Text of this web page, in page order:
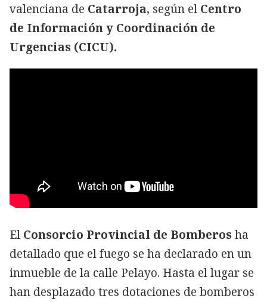
valenciana de Catarroja, según el Centro
de Información y Coordinación de
Urgencias (CICU).
El Consorcio Provincial de Bomberosha
detallado que el fuego se ha declarado en un
inmueble de la calle Pelayo. Hasta el lugar se
han desplazado tres dotaciones de bomberos